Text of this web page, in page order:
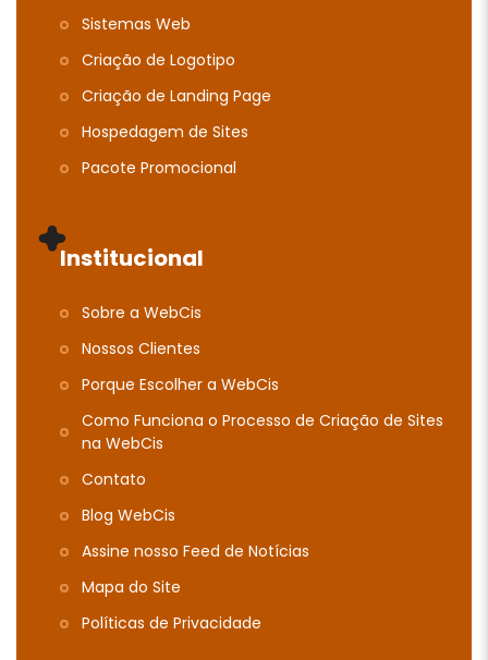
Sistemas Web
Criação de Logotipo
Criação de Landing Page
Hospedagem de Sites
Pacote Promocional
Institucional
Sobre a WebCis
Nossos Clientes
Porque Escolher a WebCis
Como Funciona o Processo de Criação de Sites
na WebCis
Contato
Blog WebCis
Assine nosso Feed de Notícias
Mapa do Site
Polí­ticas de Privacidade